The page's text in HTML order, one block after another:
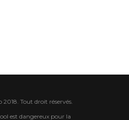
2018. Tout droit réservés.
est dangereux pour la